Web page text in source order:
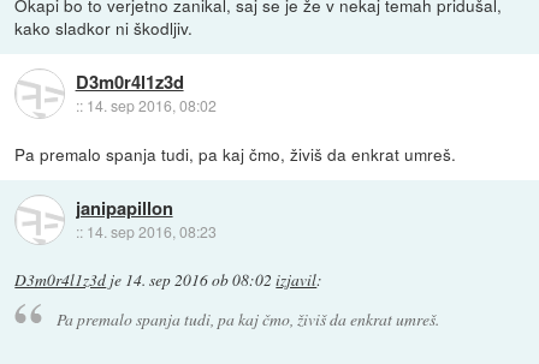
kako sladkor ni škodljiv.
D3m0r4l1z3d
:: 14. sep 2016, 08:02
Pa premalo spanja tudi, pa kaj čmo, živiš da enkrat umreš.
janipapillon
:: 14. sep 2016, 08:23
D3m0r4l1z3d je 14. sep 2016 ob 08:02 izjavil:
Pa premalo spanja tudi, pa kaj čmo, živiš da enkrat umreš.